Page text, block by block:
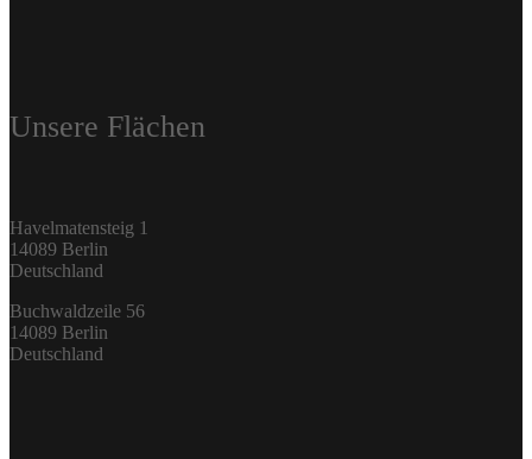
Unsere Flächen
Havelmatensteig 1
14089 Berlin
Deutschland
Buchwaldzeile 56
14089 Berlin
Deutschland